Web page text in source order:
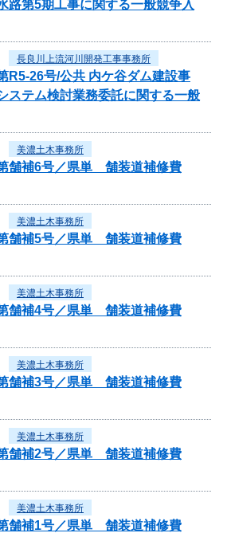
第5期工事に関する一般競争入
長良川上流河川開発工事事務所
R5-26号/公共 内ケ谷ダム建設事
テム検討業務委託に関する一般
美濃土木事務所
舗補6号／県単 舗装道補修費
美濃土木事務所
舗補5号／県単 舗装道補修費
美濃土木事務所
舗補4号／県単 舗装道補修費
美濃土木事務所
舗補3号／県単 舗装道補修費
美濃土木事務所
舗補2号／県単 舗装道補修費
美濃土木事務所
舗補1号／県単 舗装道補修費